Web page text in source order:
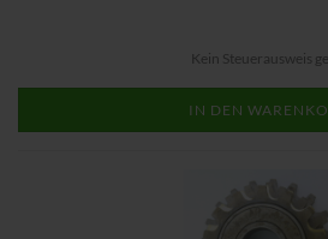
Kein Steuerausweis
IN DEN